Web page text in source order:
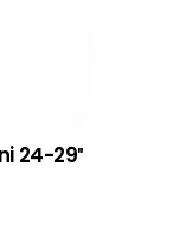
24-29″